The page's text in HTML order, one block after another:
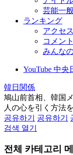
芸能一
ランキング
アクセス
コメント
みんな
YouTube 中央
韓日関係
鳩山前首相、韓国
人の心を引く方法
공유하기
공유하기
검색 열기
전체 카테고리